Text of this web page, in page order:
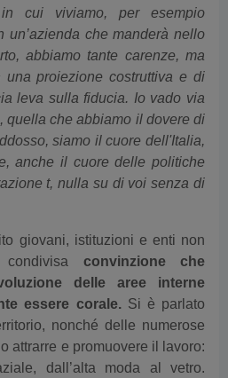
cui viviamo, per esempio
un’azienda che manderà nello
abbiamo tante carenze, ma
una proiezione costruttiva e di
leva sulla fiducia. Io vado via
quella che abbiamo il dovere di
siamo il cuore dell'Italia,
anche il cuore delle politiche
t, nulla su di voi senza di
giovani, istituzioni e enti non
convinzione che
delle aree interne
essere corale. Si è parlato
nonché delle numerose
attrarre e promuovere il lavoro:
dall’alta moda al vetro.